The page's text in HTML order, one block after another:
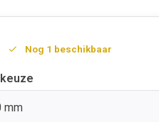
Nog 1 beschikbaar
mm